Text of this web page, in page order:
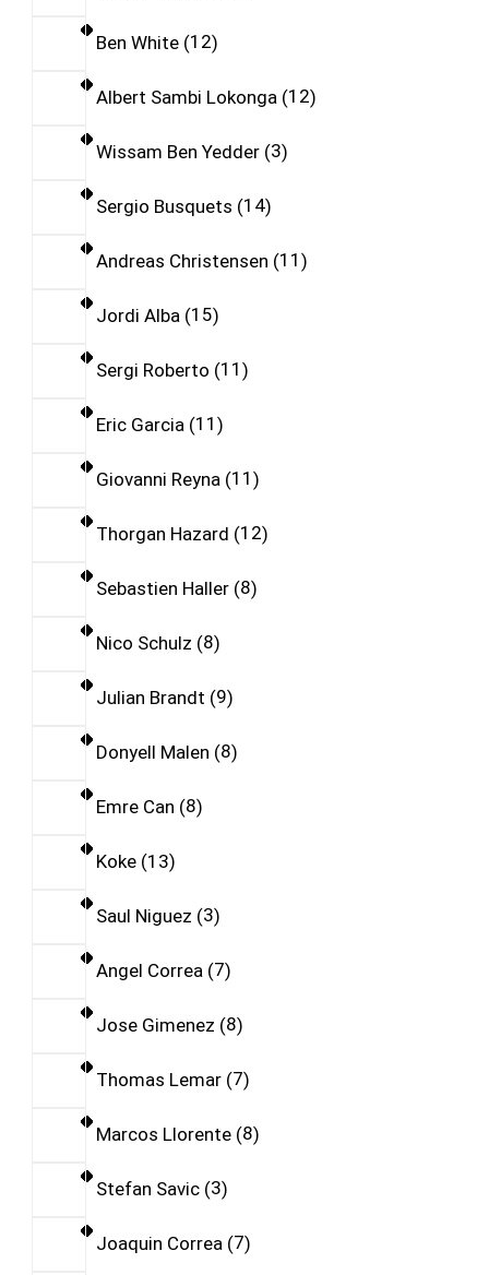
Ben White 12
Albert Sambi Lokonga 12
Wissam Ben Yedder 3
Sergio Busquets 14
Andreas Christensen 11
Jordi Alba 15
Sergi Roberto 11
Eric Garcia 11
Giovanni Reyna 11
Thorgan Hazard 12
Sebastien Haller 8
Nico Schulz 8
Julian Brandt 9
Donyell Malen 8
Emre Can 8
Koke 13
Saul Niguez 3
Angel Correa 7
Jose Gimenez 8
Thomas Lemar 7
Marcos Llorente 8
Stefan Savic 3
Joaquin Correa 7